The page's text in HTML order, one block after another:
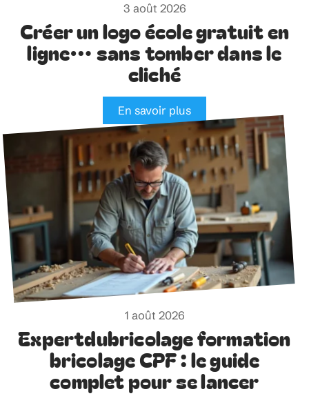
3 août 2026
Créer un logo école gratuit en
ligne… sans tomber dans le
cliché
En savoir plus
1 août 2026
Expertdubricolage formation
bricolage CPF : le guide
complet pour se lancer